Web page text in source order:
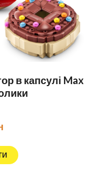
в капсулі Max